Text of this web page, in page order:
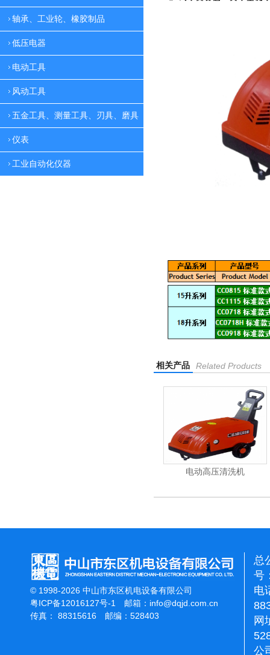
轴承、工业轮、橡胶制品
低压电器
电动工具
风动工具
五金工具、测量工具、刃具、磨具
仪表
工业自动化仪器
相关产品 Related Products
吸尘机
© 1998-2026 中山市东区机电设备有限公司
粤ICP备12016127号-1
邮箱： info@dqjd.com.cn
传真： 88315616 邮编：528403
总
号
电
网
公